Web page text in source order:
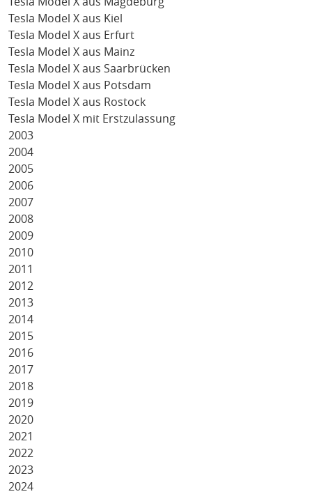
Tesla Model X aus Kiel
Tesla Model X aus Erfurt
Tesla Model X aus Mainz
Tesla Model X aus Saarbrücken
Tesla Model X aus Potsdam
Tesla Model X aus Rostock
Tesla Model X mit Erstzulassung
2003
2004
2005
2006
2007
2008
2009
2010
2011
2012
2013
2014
2015
2016
2017
2018
2019
2020
2021
2022
2023
2024